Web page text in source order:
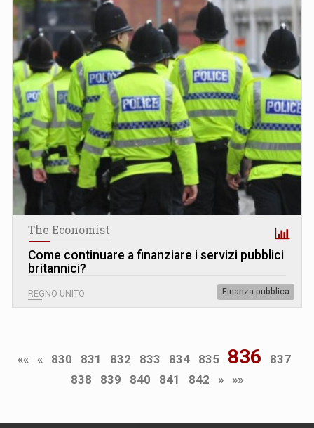
The Economist
Come continuare a finanziare i servizi pubblici
britannici?
REGNO UNITO Finanza pubblica
«« « 830 831 832 833 834 835 836
837
838
839 840 841 842 » »»